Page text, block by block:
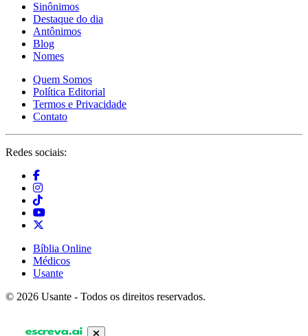
Sinônimos
Destaque do dia
Antônimos
Blog
Nomes
Quem Somos
Política Editorial
Termos e Privacidade
Contato
Redes sociais:
Bíblia Online
Médicos
Usante
© 2026 Usante - Todos os direitos reservados.